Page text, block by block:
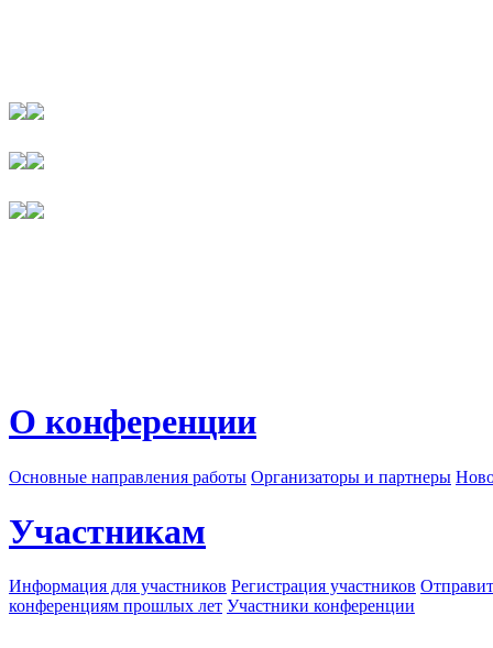
О конференции
Основные направления работы Организаторы и партнеры
Участникам
Информация для участников Регистрация участников
конференциям прошлых лет Участники конференции